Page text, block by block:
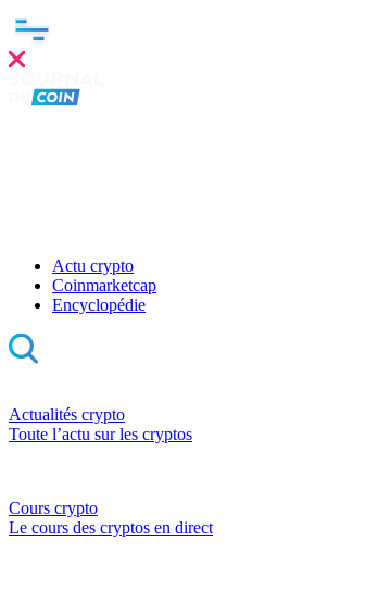
Actu crypto
Coinmarketcap
Encyclopédie
Actualités crypto
Toute l’actu sur les cryptos
Cours crypto
Le cours des cryptos en direct